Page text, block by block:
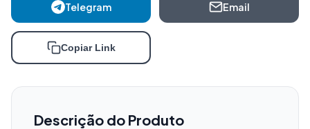
Telegram Email
Copiar Link
Descrição do Produto